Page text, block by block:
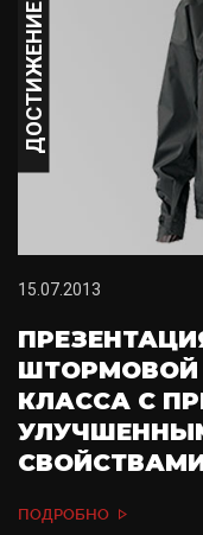
ДОСТИЖЕНИЕ
15.07.2013
КЛАССА С
ПОДРОБНО